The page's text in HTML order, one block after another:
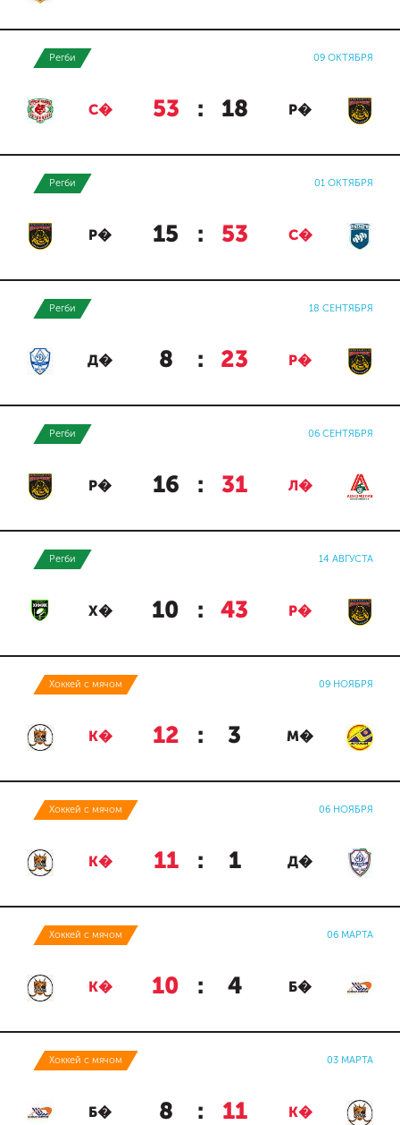
Регби 09 ОКТЯБРЯ
С� 53 : 18 Р�
Регби 01 ОКТЯБРЯ
Р� 15 : 53 С�
Регби 18 СЕНТЯБРЯ
Д� 8 : 23 Р�
Регби 06 СЕНТЯБРЯ
Р� 16 : 31 Л�
Регби 14 АВГУСТА
Х� 10 : 43 Р�
Хоккей с мячом 09 НОЯБРЯ
К� 12 : 3 М�
Хоккей с мячом 06 НОЯБРЯ
К� 11 : 1 Д�
Хоккей с мячом 06 МАРТА
К� 10 : 4 Б�
Хоккей с мячом 03 МАРТА
Б� 8 : 11 К�